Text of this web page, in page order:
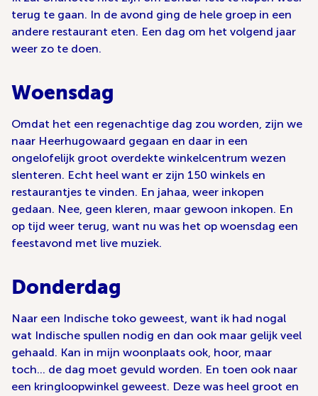
terug te gaan. In de avond ging de hele groep in een
andere restaurant eten. Een dag om het volgend jaar
weer zo te doen.
Woensdag
Omdat het een regenachtige dag zou worden, zijn we
naar Heerhugowaard gegaan en daar in een
ongelofelijk groot overdekte winkelcentrum wezen
slenteren. Echt heel want er zijn 150 winkels en
restaurantjes te vinden. En jahaa, weer inkopen
gedaan. Nee, geen kleren, maar gewoon inkopen. En
op tijd weer terug, want nu was het op woensdag een
feestavond met live muziek.
Donderdag
Naar een Indische toko geweest, want ik had nogal
wat Indische spullen nodig en dan ook maar gelijk veel
gehaald. Kan in mijn woonplaats ook, hoor, maar
toch… de dag moet gevuld worden. En toen ook naar
een kringloopwinkel geweest. Deze was heel groot en